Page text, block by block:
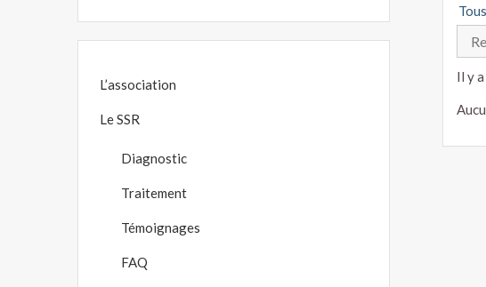
Tous
Il y
L’association
Le SSR
Diagnostic
Traitement
Témoignages
FAQ